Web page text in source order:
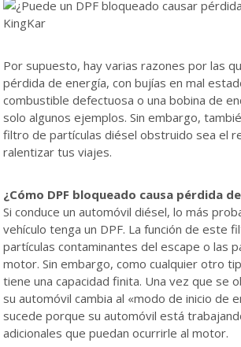
Por supuesto, hay varias razones por las
pérdida de energía, con bujías en mal
combustible defectuosa o una bobina de
solo algunos ejemplos. Sin embargo,
filtro de partículas diésel obstruido sea el
ralentizar tus viajes.
¿Cómo DPF bloqueado causa pérdida
Si conduce un automóvil diésel, lo más
vehículo tenga un DPF. La función de este
partículas contaminantes del escape o las
motor. Sin embargo, como cualquier otro
tiene una capacidad finita. Una vez que se
su automóvil cambia al «modo de inicio de
sucede porque su automóvil está
adicionales que puedan ocurrirle al motor.